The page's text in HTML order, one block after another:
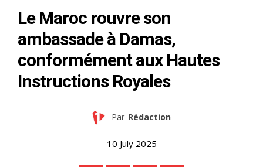
Le Maroc rouvre son
ambassade à Damas,
conformément aux Hautes
Instructions Royales
Par Rédaction
10 July 2025